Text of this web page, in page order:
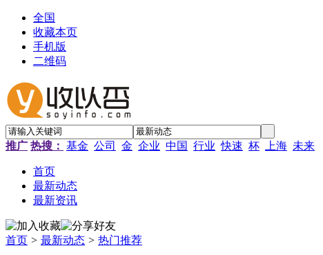
全国
收藏本页
手机版
二维码
推广 热搜： 基金 公司 金 企业 中国 行业 快速 杯 上海 未来
首页
最新动态
最新资讯
首页 > 最新动态 > 热门推荐